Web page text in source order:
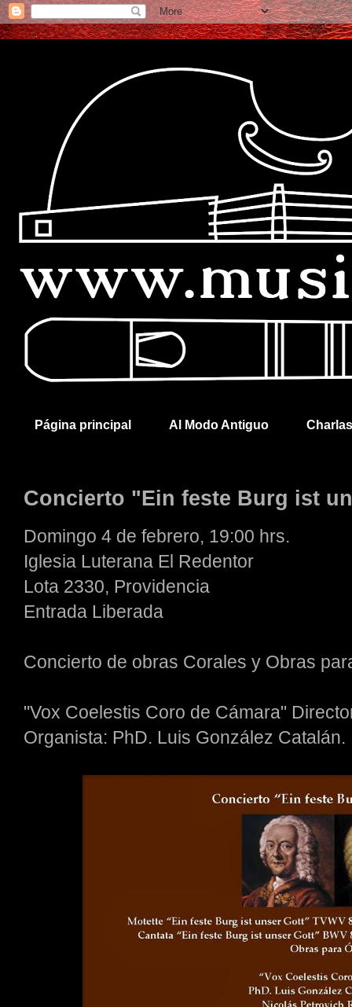
Página principal Al Modo Antiguo
Concierto "Ein feste Burg ist
Domingo 4 de febrero, 19:00 hrs.
Iglesia Luterana El Redentor
Lota 2330, Providencia
Entrada Liberada
Concierto de obras Corales y Obras
"Vox Coelestis Coro de Cámara"
Organista: PhD. Luis González Catalán.